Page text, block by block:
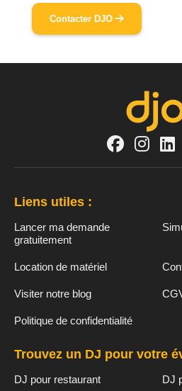
Contacter DJO
Liens utiles :
Lancer ma demande
gratuitement
Location de matériel
Visiter notre blog
Politique de confidentialité
Trouvez un DJ pour votre
DJ pour restaurant DJ